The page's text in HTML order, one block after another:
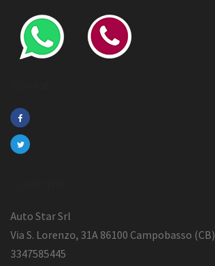
Auto Star Srl
Via S. Lorenzo, 31A 86100 Campobasso (CB)
3347585445